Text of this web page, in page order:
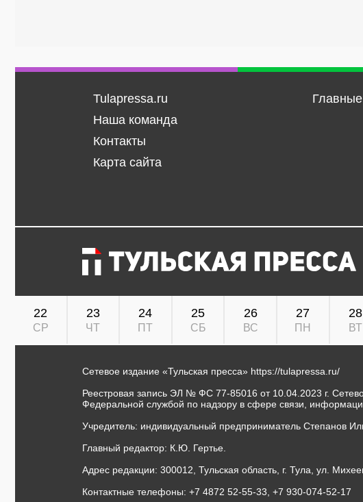
Tulapressa.ru
Наша команда
Контакты
Карта сайта
22
СР
23
ЧТ
24
ПТ
25
СБ
26
ВС
27
ПН
28
ВТ
Сетевое издание «Тульская пресса» https://tulapressa.ru/
Реестровая запись ЭЛ № ФС 77-85016 от 10.04.2023 г.
Федеральной службой по надзору в сфере связи,
Учредитель: индивидуальный предприниматель Степанов
Главный редактор: К.Ю. Гертье.
Адрес редакции: 300012, Тульская область, г. Тула, ул.
Контактные телефоны: +7 4872 52-55-33, +7 930-074-52-17